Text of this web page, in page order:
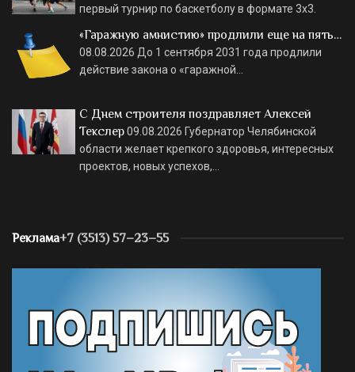
первый турнир по баскетболу в формате 3х3.
«Гаражную амнистию» продлили еще на пять…
08.08.2026 До 1 сентября 2031 года продлили
действие закона о «гаражной…
С Днем строителя поздравляет Алексей
Текслер09.08.2026 Губернатор Челябинской
области желает крепкого здоровья, интересных
проектов, новых успехов,…
Реклама+7 (3513) 57–23–55